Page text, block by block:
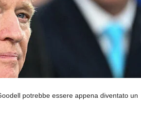
potrebbe essere appena diventato un